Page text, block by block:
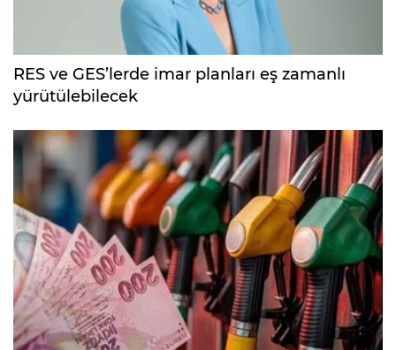
RES ve GES’lerde imar planları eş zamanlı
yürütülebilecek